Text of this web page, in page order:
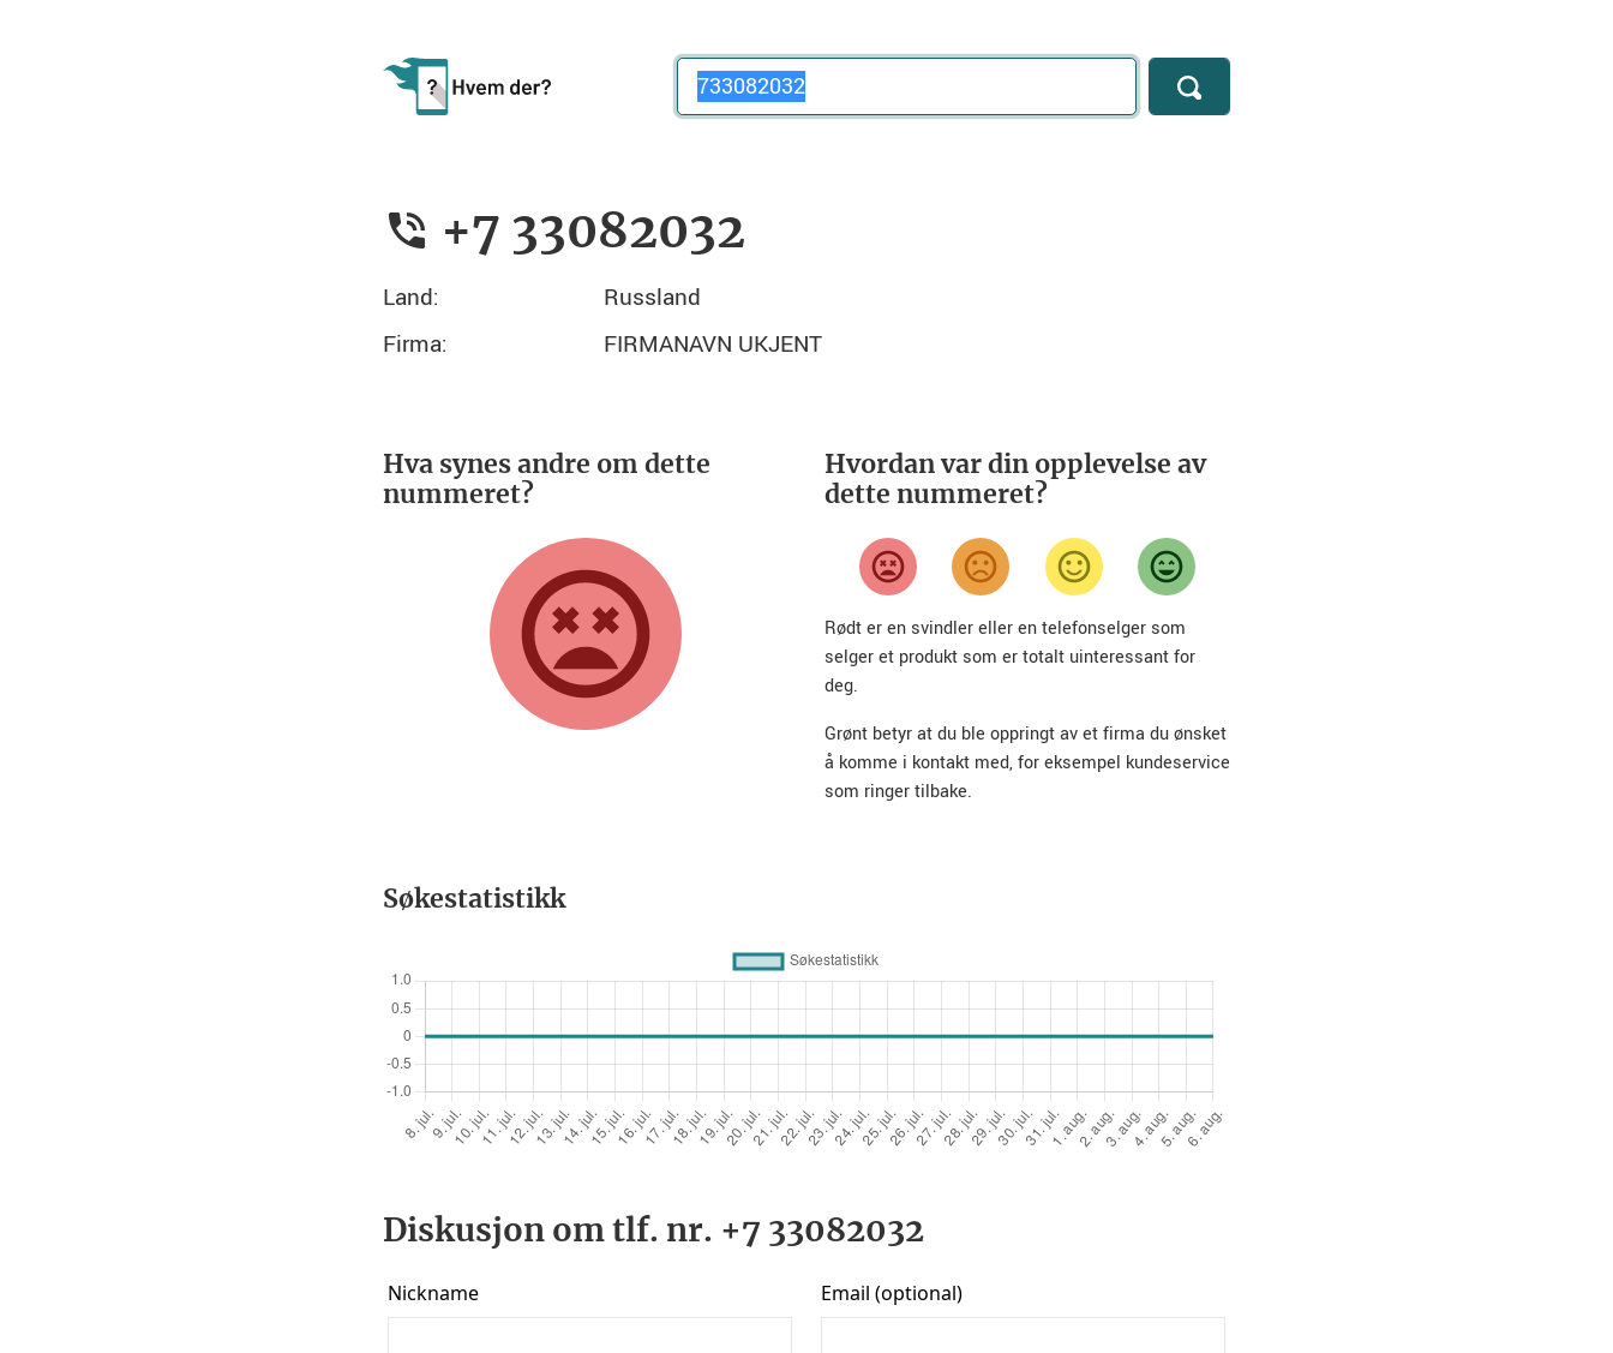
Telefonnummer
+7 33082032
Land:
Russland
Firma:
FIRMANAVN UKJENT
Hva synes andre om dette
nummeret?
Hvordan var din opplevelse av
dette nummeret?
Rødt er en svindler eller en telefonselger som
selger et produkt som er totalt uinteressant for
deg.
Grønt betyr at du ble oppringt av et firma du ønsket
å komme i kontakt med, for eksempel kundeservice
som ringer tilbake.
Søkestatistikk
Diskusjon om tlf. nr. +7 33082032